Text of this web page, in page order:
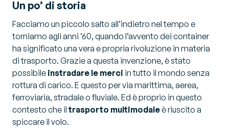
Un po’ di storia
Facciamo un piccolo salto all’indietro nel tempo e
torniamo agli anni ’60, quando l’avvento dei container
ha significato una vera e propria rivoluzione in materia
di trasporto. Grazie a questa invenzione, è stato
possibile instradare le merci in tutto il mondo senza
rottura di carico. E questo per via marittima, aerea,
ferroviaria, stradale o fluviale. Ed è proprio in questo
contesto che il trasporto multimodaleè riuscito a
spiccare il volo.